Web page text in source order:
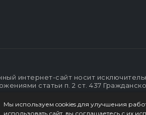
интернет-сайт носит
статьи п. 2 ст. 437
Мы используем cookies для улучшения
использовать сайт, вы соглашаетесь с их